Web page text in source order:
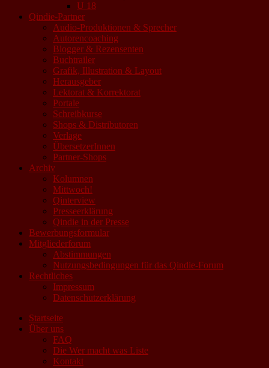
U 18
Qindie-Partner
Audio-Produktionen & Sprecher
Autorencoaching
Blogger & Rezensenten
Buchtrailer
Grafik, Illustration & Layout
Herausgeber
Lektorat & Korrektorat
Portale
Schreibkurse
Shops & Distributoren
Verlage
ÜbersetzerInnen
Partner-Shops
Archiv
Kolumnen
Mittwoch!
Qinterview
Presseerklärung
Qindie in der Presse
Bewerbungsformular
Mitgliederforum
Abstimmungen
Nutzungsbedingungen für das Qindie-Forum
Rechtliches
Impressum
Datenschutzerklärung
Startseite
Über uns
FAQ
Die Wer macht was Liste
Kontakt